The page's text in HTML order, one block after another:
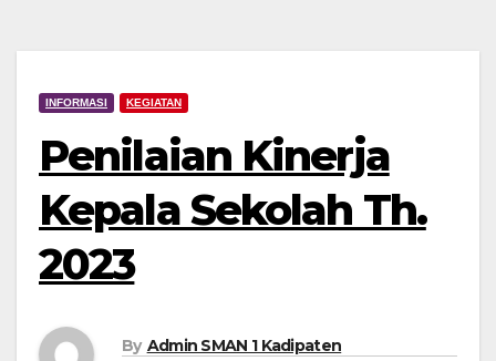
INFORMASI KEGIATAN
Penilaian Kinerja
Kepala Sekolah Th.
2023
By Admin SMAN 1 Kadipaten